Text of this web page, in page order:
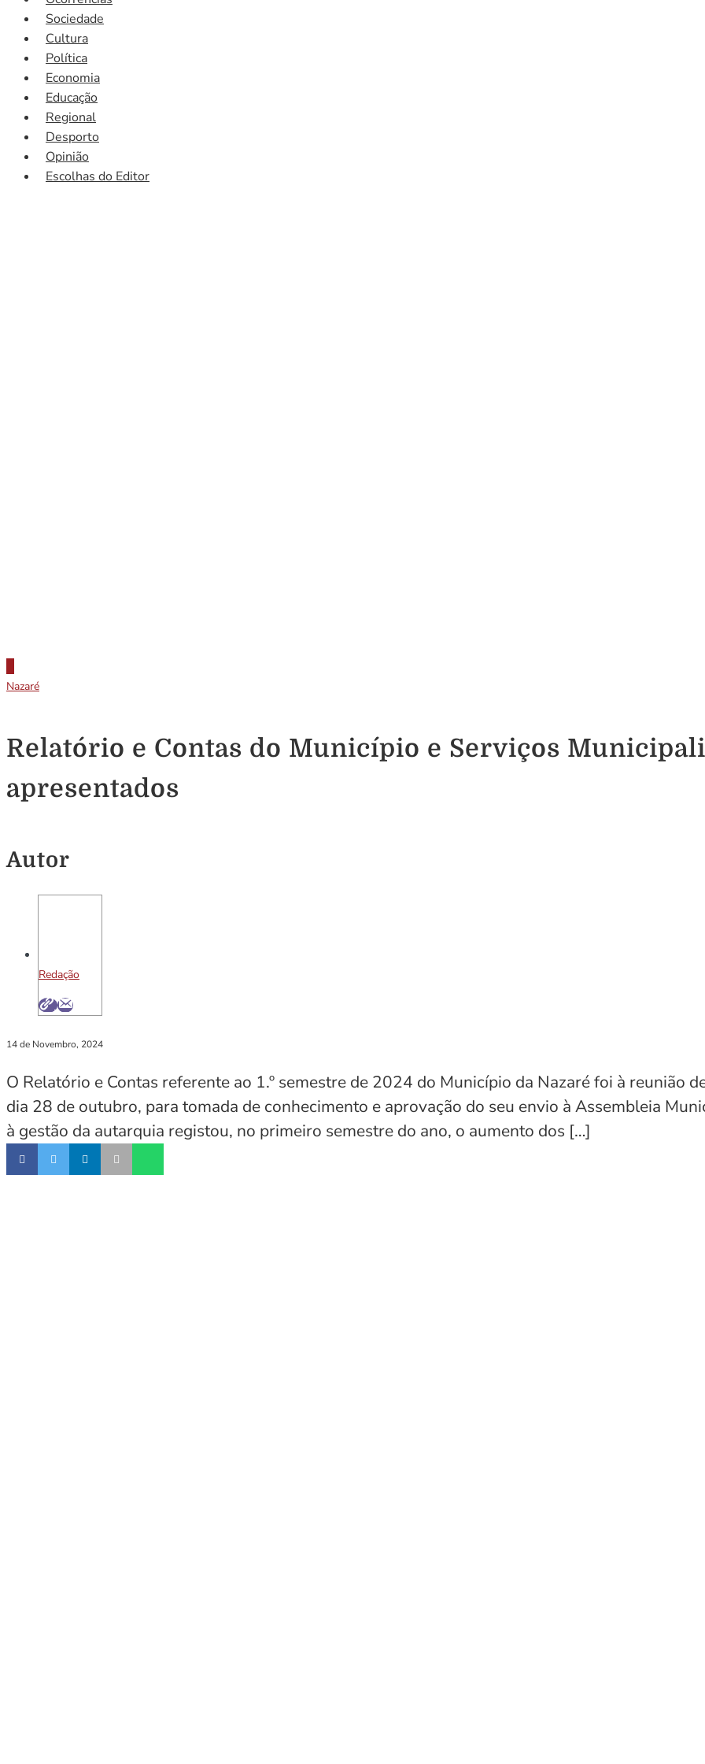
Sociedade
Cultura
Política
Economia
Educação
Regional
Desporto
Opinião
Escolhas do Editor
Nazaré
Relatório e Contas do Município e Serviços
apresentados
Autor
Redação
14 de Novembro, 2024
O Relatório e Contas referente ao 1.º semestre de 2024 do Município da Nazaré foi à reunião
dia 28 de outubro, para tomada de conhecimento e aprovação do seu envio à Assembleia
à gestão da autarquia registou, no primeiro semestre do ano, o aumento dos […]